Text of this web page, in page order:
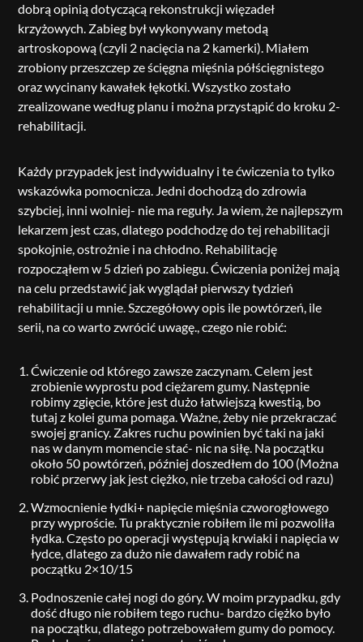
dobrą opinią dotyczącą rekonstrukcji więzadeł
krzyżowych. Zabieg był wykonywany metodą
artroskopową (czyli 2 nacięcia na 2 kamerki). Miałem
zrobiony przeszczep ze ścięgna mięśnia półścięgnistego
oraz wycinany kawałek łękotki. Wszystko zostało
zrealizowane według planu i można przystąpić do kroku 2-
rehabilitacji.
Każdy przypadek jest indywidualny i te ćwiczenia to tylko
wskazówka pomocnicza. Jedni dochodzą do zdrowia
szybciej, inni wolniej- nie ma reguły. Ja wiem, że najlepszym
lekarzem jest czas, dlatego podchodzę do tej rehabilitacji
spokojnie, ostrożnie i na chłodno. Rehabilitację
rozpocząłem w 5 dzień po zabiegu. Ćwiczenia poniżej mają
na celu przedstawić jak wyglądał pierwszy tydzień
rehabilitacji u mnie. Szczegółowy opis ile powtórzeń, ile
serii, na co warto zwrócić uwagę., czego nie robić:
Ćwiczenie od którego zawsze zaczynam. Celem jest
zrobienie wyprostu pod ciężarem gumy. Następnie
robimy zgięcie, które jest dużo łatwiejszą kwestią, bo
tutaj z kolei guma pomaga. Ważne, żeby nie przekraczać
swojej granicy. Zakres ruchu powinien być taki na jaki
nas w danym momencie stać- nic na siłę. Na początku
około 50 powtórzeń, później doszedłem do 100 (Można
robić przerwy jak jest ciężko, nie trzeba całości od razu)
Wzmocnienie łydki+ napięcie mięśnia czworogłowego
przy wyproście. Tu praktycznie robiłem ile mi pozwoliła
łydka. Często po operacji występują krwiaki i napięcia w
łydce, dlatego za dużo nie dawałem rady robić na
początku 2×10/15
Podnoszenie całej nogi do góry. W moim przypadku, gdy
dość długo nie robiłem tego ruchu- bardzo ciężko było
na początku, dlatego potrzebowałem gumy do pomocy.